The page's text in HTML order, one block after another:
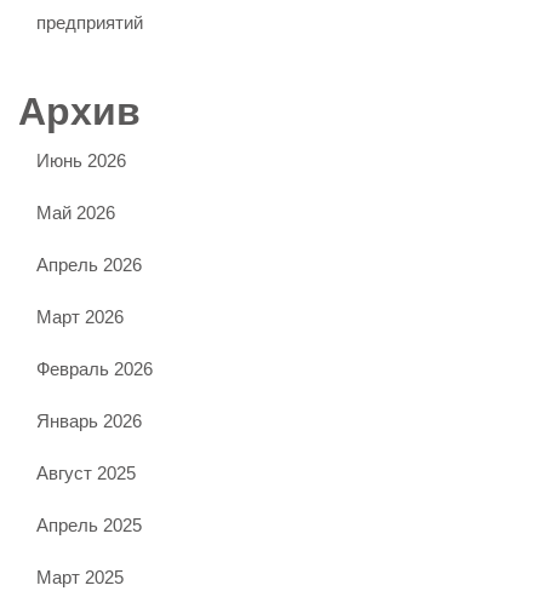
предприятий
Архив
Июнь 2026
Май 2026
Апрель 2026
Март 2026
Февраль 2026
Январь 2026
Август 2025
Апрель 2025
Март 2025